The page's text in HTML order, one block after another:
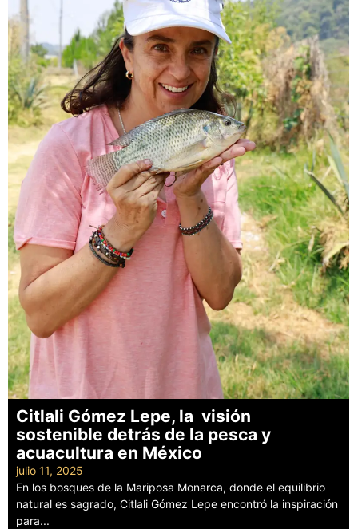
Citlali Gómez Lepe, la visión
sostenible detrás de la pesca y
acuacultura en México
julio 11, 2025
En los bosques de la Mariposa Monarca, donde el equilibrio
natural es sagrado, Citlali Gómez Lepe encontró la inspiración
para...